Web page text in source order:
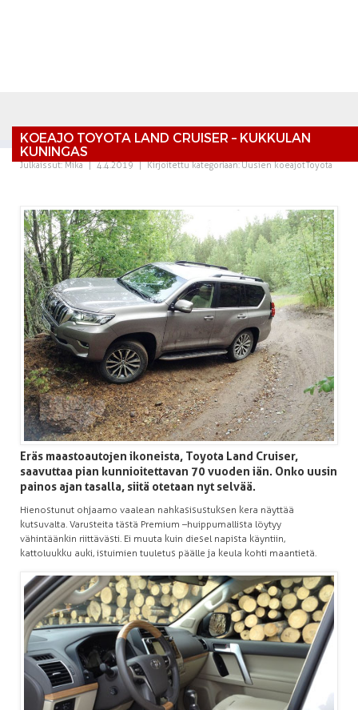
KOEAJO TOYOTA LAND CRUISER – KUKKULAN
KUNINGAS
Julkaissut:Mika | 4.4.2019 | Kirjoitettu kategoriaan:Uusien koeajotToyota
Eräs maastoautojen ikoneista, Toyota Land Cruiser,
saavuttaa pian kunnioitettavan 70 vuoden iän. Onko uusin
painos ajan tasalla, siitä otetaan nyt selvää.
Hienostunut ohjaamo vaalean nahkasisustuksen kera näyttää
kutsuvalta. Varusteita tästä Premium –huippumallista löytyy
vähintäänkin riittävästi. Ei muuta kuin diesel napista käyntiin,
kattoluukku auki, istuimien tuuletus päälle ja keula kohti maantietä.